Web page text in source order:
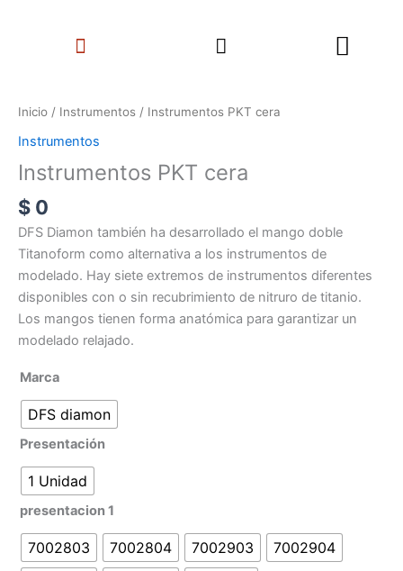
Menu Search
Inicio / Instrumentos / Instrumentos PKT cera
Instrumentos
Instrumentos PKT cera
$ 0
DFS Diamon también ha desarrollado el mango doble
Titanoform como alternativa a los instrumentos de
modelado. Hay siete extremos de instrumentos diferentes
disponibles con o sin recubrimiento de nitruro de titanio.
Los mangos tienen forma anatómica para garantizar un
modelado relajado.
Marca
DFS diamon
Presentación
1 Unidad
presentacion 1
7002803 7002804 7002903
7002904
PKT
cantidad